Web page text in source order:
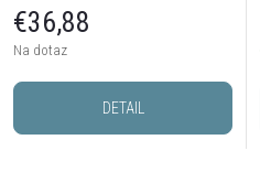
€36,88
Na dotaz
DETAIL